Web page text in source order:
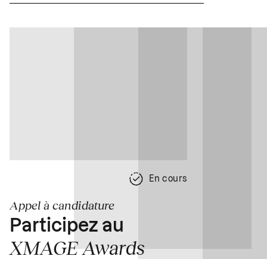
En cours
Appel à candidature
Participez au
XMAGE Awards